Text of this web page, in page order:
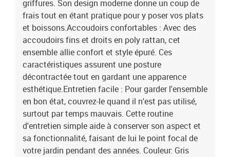
griffures. Son design moderne donne un coup de
frais tout en étant pratique pour y poser vos plats
et boissons.Accoudoirs confortables : Avec des
accoudoirs fins et droits en poly rattan, cet
ensemble allie confort et style épuré. Ces
caractéristiques assurent une posture
décontractée tout en gardant une apparence
esthétique.Entretien facile : Pour garder l'ensemble
en bon état, couvrez-le quand il n'est pas utilisé,
surtout par temps mauvais. Cette routine
d'entretien simple aide à conserver son aspect et
sa fonctionnalité, faisant de lui le point focal de
votre jardin pendant des années. Couleur: Gris